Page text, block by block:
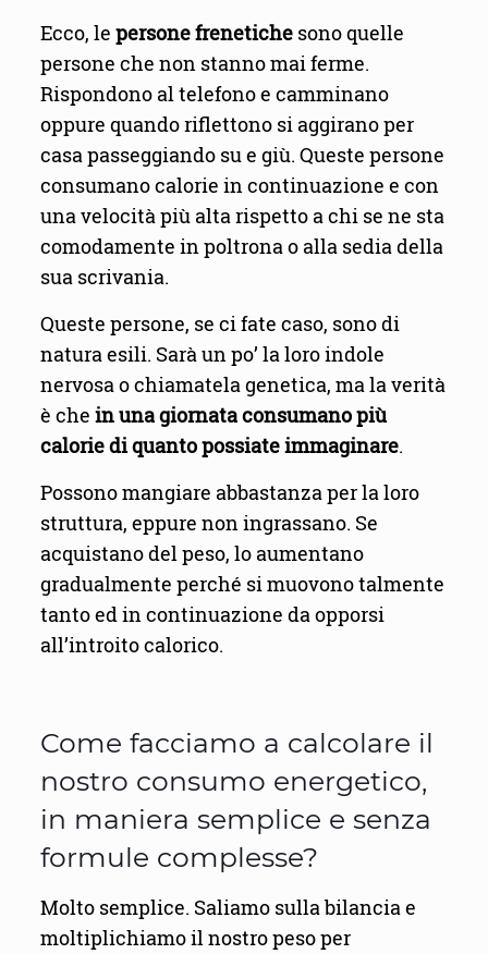
Ecco, le persone frenetichesono quelle
persone che non stanno mai ferme.
Rispondono al telefono e camminano
oppure quando riflettono si aggirano per
casa passeggiando su e giù. Queste persone
consumano calorie in continuazione e con
una velocità più alta rispetto a chi se ne sta
comodamente in poltrona o alla sedia della
sua scrivania.
Queste persone, se ci fate caso, sono di
natura esili. Sarà un po’ la loro indole
nervosa o chiamatela genetica, ma la verità
è che in una giornata consumano più
calorie di quanto possiate immaginare.
Possono mangiare abbastanza per la loro
struttura, eppure non ingrassano. Se
acquistano del peso, lo aumentano
gradualmente perché si muovono talmente
tanto ed in continuazione da opporsi
all’introito calorico.
Come facciamo a calcolare il
nostro consumo energetico,
in maniera semplice e senza
formule complesse?
Molto semplice. Saliamo sulla bilancia e
moltiplichiamo il nostro peso per